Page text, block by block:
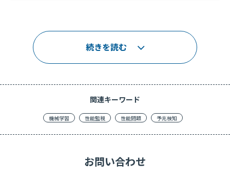
続きを読む
関連キーワード
機械学習 性能監視 性能問題 予兆検知
お問い合わせ